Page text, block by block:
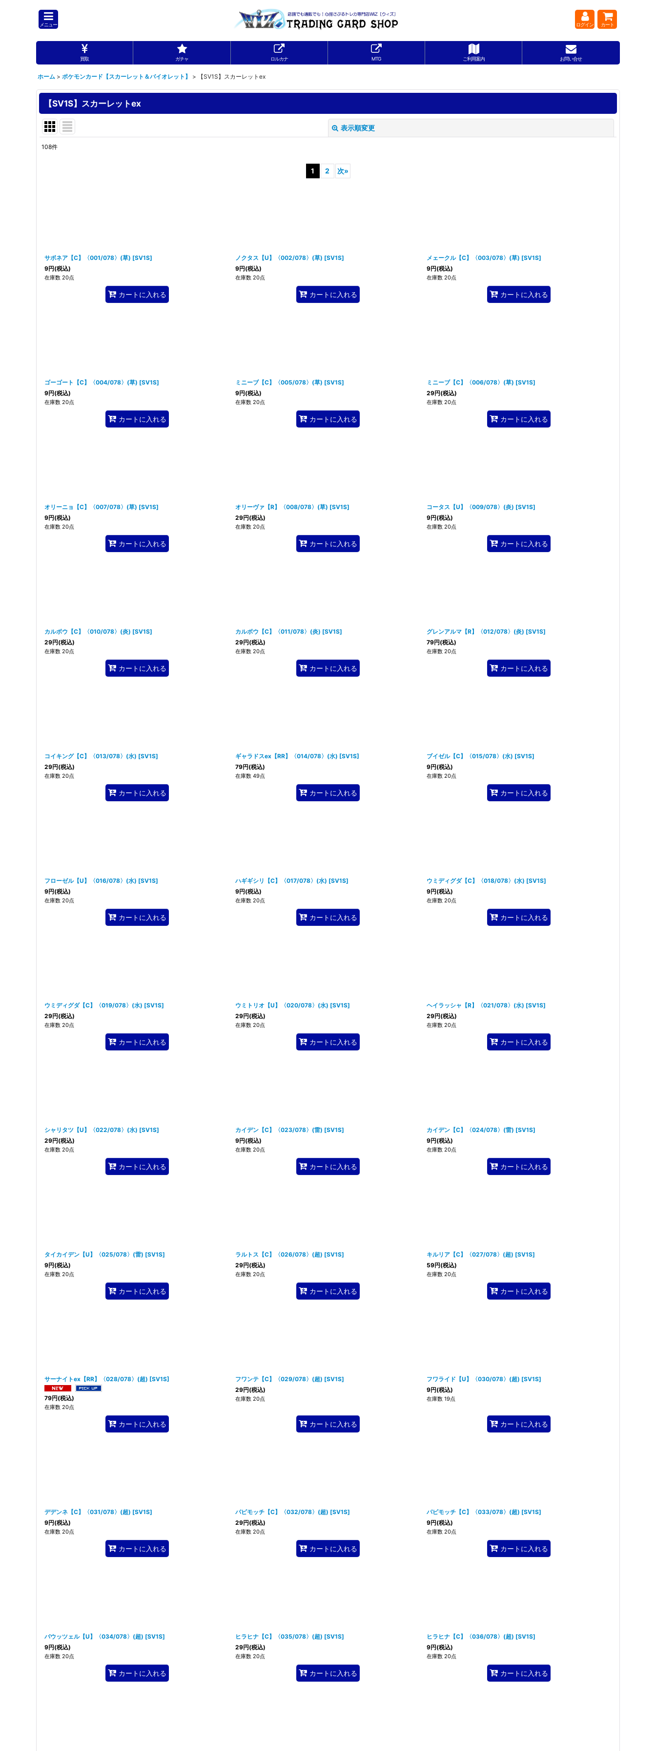
メニュー ログイン カート
買取 ガチャ ロルカナ MTG ご利用案内 お問い合せ
ホーム > ポケモンカード【スカーレット＆バイオレット】 > 【SV1S】スカーレットex
【SV1S】スカーレットex
表示順変更
108件
1 2 次»
サボネア【C】〈001/078〉(草) [SV1S]
9円(税込)
在庫数 20点
カートに入れる
ノクタス【U】〈002/078〉(草) [SV1S]
9円(税込)
在庫数 20点
カートに入れる
メェークル【C】〈003/078〉(草) [SV1S]
9円(税込)
在庫数 20点
カートに入れる
ゴーゴート【C】〈004/078〉(草) [SV1S]
9円(税込)
在庫数 20点
カートに入れる
ミニーブ【C】〈005/078〉(草) [SV1S]
9円(税込)
在庫数 20点
カートに入れる
ミニーブ【C】〈006/078〉(草) [SV1S]
29円(税込)
在庫数 20点
カートに入れる
オリーニョ【C】〈007/078〉(草) [SV1S]
9円(税込)
在庫数 20点
カートに入れる
オリーヴァ【R】〈008/078〉(草) [SV1S]
29円(税込)
在庫数 20点
カートに入れる
コータス【U】〈009/078〉(炎) [SV1S]
9円(税込)
在庫数 20点
カートに入れる
カルボウ【C】〈010/078〉(炎) [SV1S]
29円(税込)
在庫数 20点
カートに入れる
カルボウ【C】〈011/078〉(炎) [SV1S]
29円(税込)
在庫数 20点
カートに入れる
グレンアルマ【R】〈012/078〉(炎) [SV1S]
79円(税込)
在庫数 20点
カートに入れる
コイキング【C】〈013/078〉(水) [SV1S]
29円(税込)
在庫数 20点
カートに入れる
ギャラドスex【RR】〈014/078〉(水) [SV1S]
79円(税込)
在庫数 49点
カートに入れる
ブイゼル【C】〈015/078〉(水) [SV1S]
9円(税込)
在庫数 20点
カートに入れる
フローゼル【U】〈016/078〉(水) [SV1S]
9円(税込)
在庫数 20点
カートに入れる
ハギギシリ【C】〈017/078〉(水) [SV1S]
9円(税込)
在庫数 20点
カートに入れる
ウミディグダ【C】〈018/078〉(水) [SV1S]
9円(税込)
在庫数 20点
カートに入れる
ウミディグダ【C】〈019/078〉(水) [SV1S]
29円(税込)
在庫数 20点
カートに入れる
ウミトリオ【U】〈020/078〉(水) [SV1S]
29円(税込)
在庫数 20点
カートに入れる
ヘイラッシャ【R】〈021/078〉(水) [SV1S]
29円(税込)
在庫数 20点
カートに入れる
シャリタツ【U】〈022/078〉(水) [SV1S]
29円(税込)
在庫数 20点
カートに入れる
カイデン【C】〈023/078〉(雷) [SV1S]
9円(税込)
在庫数 20点
カートに入れる
カイデン【C】〈024/078〉(雷) [SV1S]
9円(税込)
在庫数 20点
カートに入れる
タイカイデン【U】〈025/078〉(雷) [SV1S]
9円(税込)
在庫数 20点
カートに入れる
ラルトス【C】〈026/078〉(超) [SV1S]
29円(税込)
在庫数 20点
カートに入れる
キルリア【C】〈027/078〉(超) [SV1S]
59円(税込)
在庫数 20点
カートに入れる
サーナイトex【RR】〈028/078〉(超) [SV1S]
79円(税込)
在庫数 20点
カートに入れる
フワンテ【C】〈029/078〉(超) [SV1S]
29円(税込)
在庫数 20点
カートに入れる
フワライド【U】〈030/078〉(超) [SV1S]
9円(税込)
在庫数 19点
カートに入れる
デデンネ【C】〈031/078〉(超) [SV1S]
9円(税込)
在庫数 20点
カートに入れる
パピモッチ【C】〈032/078〉(超) [SV1S]
29円(税込)
在庫数 20点
カートに入れる
パピモッチ【C】〈033/078〉(超) [SV1S]
9円(税込)
在庫数 20点
カートに入れる
バウッツェル【U】〈034/078〉(超) [SV1S]
9円(税込)
在庫数 20点
カートに入れる
ヒラヒナ【C】〈035/078〉(超) [SV1S]
29円(税込)
在庫数 20点
カートに入れる
ヒラヒナ【C】〈036/078〉(超) [SV1S]
9円(税込)
在庫数 20点
カートに入れる